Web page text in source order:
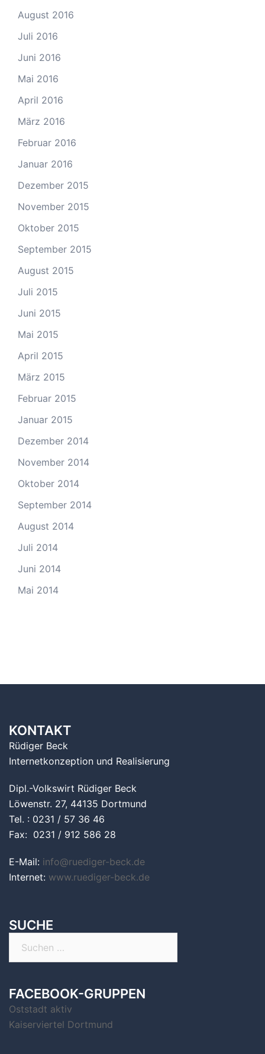
August 2016
Juli 2016
Juni 2016
Mai 2016
April 2016
März 2016
Februar 2016
Januar 2016
Dezember 2015
November 2015
Oktober 2015
September 2015
August 2015
Juli 2015
Juni 2015
Mai 2015
April 2015
März 2015
Februar 2015
Januar 2015
Dezember 2014
November 2014
Oktober 2014
September 2014
August 2014
Juli 2014
Juni 2014
Mai 2014
KONTAKT
Rüdiger Beck
Internetkonzeption und Realisierung
Dipl.-Volkswirt Rüdiger Beck
Löwenstr. 27, 44135 Dortmund
Tel. : 0231 / 57 36 46
Fax: 0231 / 912 586 28
E-Mail: info@ruediger-beck.de
Internet: www.ruediger-beck.de
SUCHE
FACEBOOK-GRUPPEN
Oststadt aktiv
Kaiserviertel Dortmund